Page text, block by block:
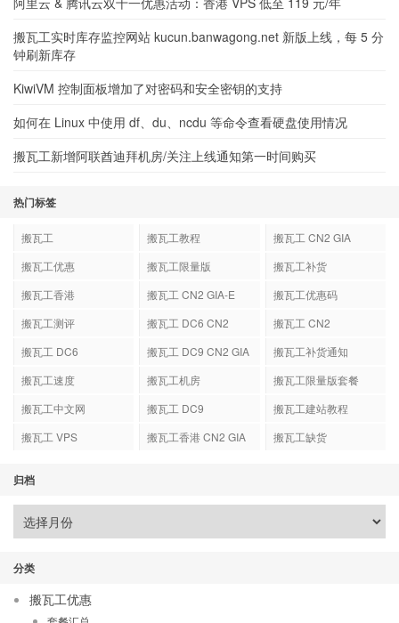
搬瓦工实时库存监控网站 kucun.banwagong.net 新版上线，每 5 分
钟刷新库存
KiwiVM 控制面板增加了对密码和安全密钥的支持
如何在 Linux 中使用 df、du、ncdu 等命令查看硬盘使用情况
搬瓦工新增阿联酋迪拜机房/关注上线通知第一时间购买
热门标签
搬瓦工 搬瓦工教程
搬瓦工 CN2 GIA
搬瓦工优惠
搬瓦工限量版
搬瓦工补货
搬瓦工香港
搬瓦工 CN2 GIA-E
搬瓦工优惠码
搬瓦工测评
搬瓦工 DC6 CN2
搬瓦工 CN2
搬瓦工 DC6
搬瓦工 DC9 CN2 GIA
搬瓦工补货通知
搬瓦工速度
搬瓦工机房
搬瓦工限量版套餐
搬瓦工中文网
搬瓦工 DC9
搬瓦工建站教程
搬瓦工 VPS
搬瓦工香港 CN2 GIA 搬瓦工缺货
归档
分类
搬瓦工优惠